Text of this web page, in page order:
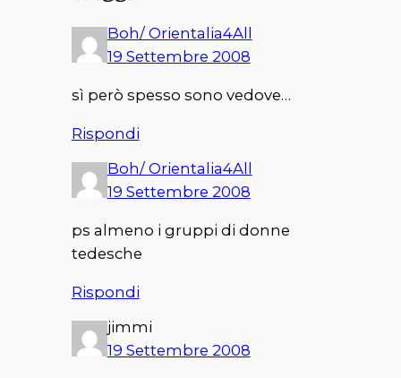
Boh/ Orientalia4All
19 Settembre 2008
sì però spesso sono vedove…
Rispondi
Boh/ Orientalia4All
19 Settembre 2008
ps almeno i gruppi di donne
tedesche
Rispondi
jimmi
19 Settembre 2008